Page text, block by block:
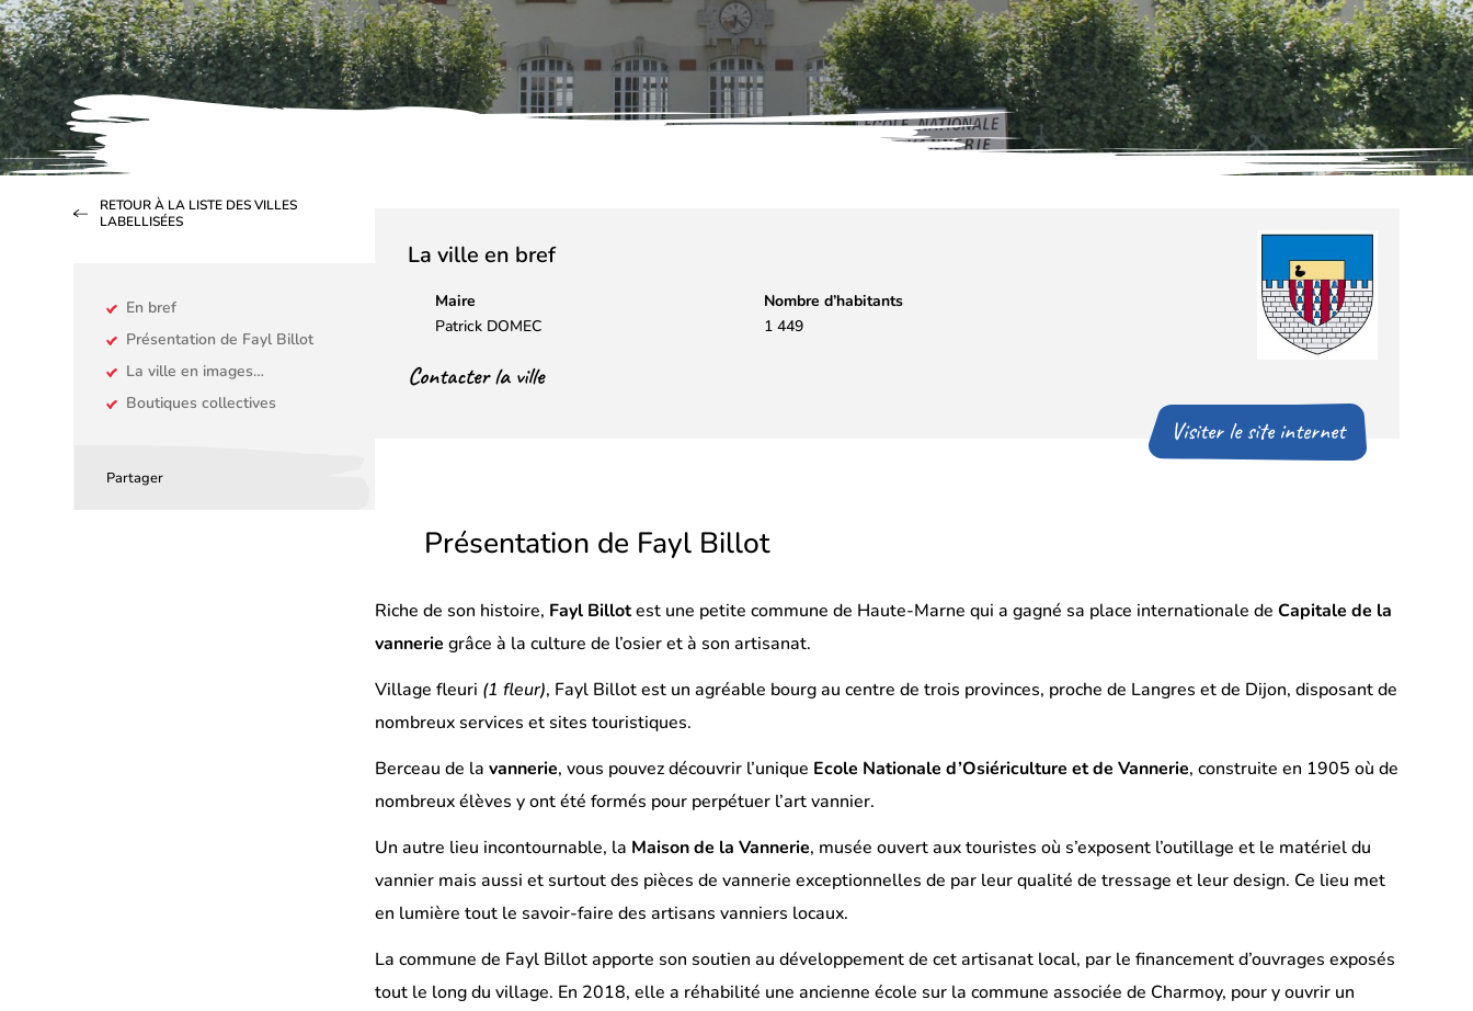
La ville en bref
Maire
Patrick DOMEC
Nombre d’habitants
1 449
Contacter la ville
Visiter le site internet
Présentation de Fayl Billot
Riche de son histoire, Fayl Billotest une petite commune de Haute-Marne qui a gagné sa place internationale deCapitale de la
vannerie grâce à la culture de l’osier et à son artisanat.
Village fleuri (1 fleur), Fayl Billot est un agréable bourg au centre de trois provinces, proche de Langres et de Dijon, disposant de
nombreux services et sites touristiques.
Berceau de lavannerie, vous pouvez découvrir l’unique Ecole Nationale d’Osiériculture et de Vannerie, construite en 1905 où de
nombreux élèves y ont été formés pour perpétuer l’art vannier.
Un autre lieu incontournable, la Maison de la Vannerie, musée ouvert aux touristes où s’exposent l’outillage et le matériel du
vannier mais aussi et surtout des pièces de vannerie exceptionnelles de par leur qualité de tressage et leur design. Ce lieu met
en lumière tout le savoir-faire des artisans vanniers locaux.
La commune de Fayl Billot apporte son soutien au développement de cet artisanat local, par le financement d’ouvrages exposés
tout le long du village. En 2018, elle a réhabilité une ancienne école sur la commune associée de Charmoy, pour y ouvrir un
En bref
Présentation de Fayl Billot
La ville en images…
Boutiques collectives
Partager
RETOUR À LA LISTE DES VILLES
LABELLISÉES